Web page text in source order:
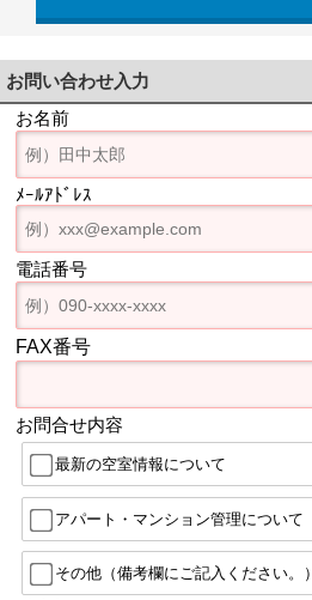
お問い合わせ入力
お名前
ﾒｰﾙｱﾄﾞﾚｽ
電話番号
FAX番号
お問合せ内容
最新の空室情報について
アパート・マンション管理について
その他（備考欄にご記入ください。）